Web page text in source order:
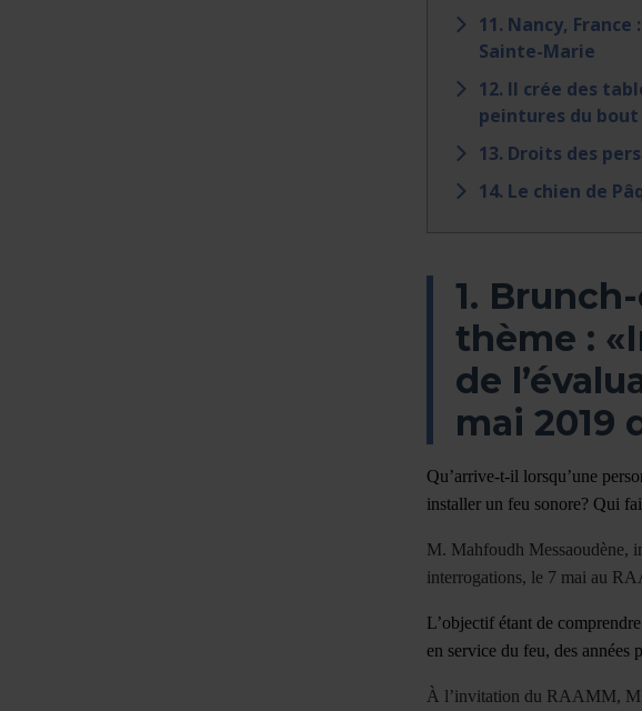
11. Nancy,
Sainte-Marie
12. Il crée des
peintures du
13. Droits des
14. Le chien de
1.
thème :
de
mai 2019
Qu’arrive-t-il lorsqu’une
installer un feu sonore? Qui
M. Mahfoudh Messaoudène,
interrogations, le 7 mai au
L’objectif étant de
en service du feu, des années
À l’invitation du RAAMM, M.